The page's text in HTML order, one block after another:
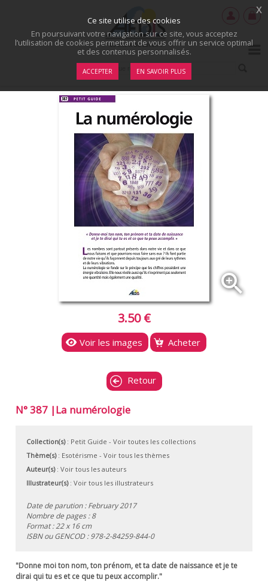
zoom_in
3.50 €
Voir les images Acheter
Retour
N° 387 |La numérologie
Collection(s): Petit Guide - Voir toutes les collections
Thème(s): Esotérisme - Voir tous les thèmes
Auteur(s): Voir tous les auteurs
Illustrateur(s): Voir tous les illustrateurs
Date de parution : February 2017
Nombre de pages : 8
Format : 22 x 16 cm
ISBN ou GENCOD :978-2-84259-844-0
"Donne moi ton nom, ton prénom, et ta date de naissance et je te
dirai qui tu es et ce que tu peux accomplir."
Ce site utilise des cookies
En poursuivant votre navigation sur ce site, vous acceptez
l’utilisation de cookies permettant de vous offrir un service optimal
et des contenus personnalisés.
ACCEPTER EN SAVOIR PLUS
x